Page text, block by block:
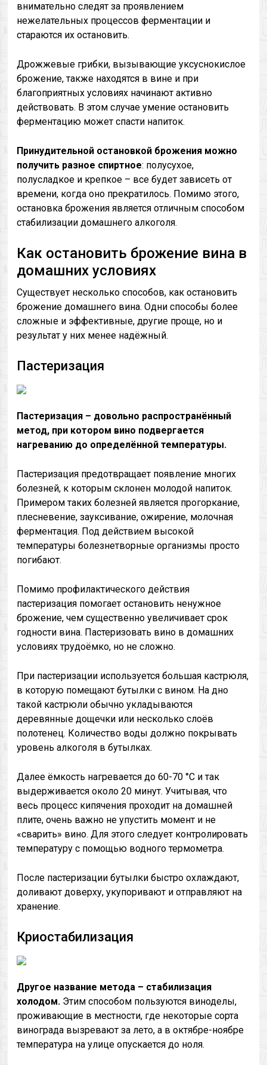
внимательно следят за проявлением
нежелательных процессов ферментации и
стараются их остановить.
Дрожжевые грибки, вызывающие уксуснокислое
брожение, также находятся в вине и при
благоприятных условиях начинают активно
действовать. В этом случае умение остановить
ферментацию может спасти напиток.
Принудительной остановкой брожения можно
получить разное спиртное: полусухое,
полусладкое и крепкое – все будет зависеть от
времени, когда оно прекратилось. Помимо этого,
остановка брожения является отличным способом
стабилизации домашнего алкоголя.
Как остановить брожение вина в
домашних условиях
Существует несколько способов, как остановить
брожение домашнего вина. Одни способы более
сложные и эффективные, другие проще, но и
результат у них менее надёжный.
Пастеризация
Пастеризация – довольно распространённый
метод, при котором вино подвергается
нагреванию до определённой температуры.
Пастеризация предотвращает появление многих
болезней, к которым склонен молодой напиток.
Примером таких болезней является прогоркание,
плесневение, зауксивание, ожирение, молочная
ферментация. Под действием высокой
температуры болезнетворные организмы просто
погибают.
Помимо профилактического действия
пастеризация помогает остановить ненужное
брожение, чем существенно увеличивает срок
годности вина. Пастеризовать вино в домашних
условиях трудоёмко, но не сложно.
При пастеризации используется большая кастрюля,
в которую помещают бутылки с вином. На дно
такой кастрюли обычно укладываются
деревянные дощечки или несколько слоёв
полотенец. Количество воды должно покрывать
уровень алкоголя в бутылках.
Далее ёмкость нагревается до 60-70 °С и так
выдерживается около 20 минут. Учитывая, что
весь процесс кипячения проходит на домашней
плите, очень важно не упустить момент и не
«сварить» вино. Для этого следует контролировать
температуру с помощью водного термометра.
После пастеризации бутылки быстро охлаждают,
доливают доверху, укупоривают и отправляют на
хранение.
Криостабилизация
Другое название метода – стабилизация
холодом. Этим способом пользуются виноделы,
проживающие в местности, где некоторые сорта
винограда вызревают за лето, а в октябре-ноябре
температура на улице опускается до ноля.